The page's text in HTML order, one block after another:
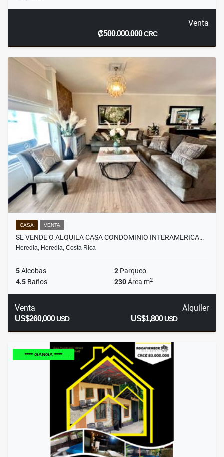
Venta
₡500.000.000CRC
CASA VENTA
SE VENDE O ALQUILA CASA CONDOMINIO INTERAMERICA…
Heredia, Heredia, Costa Rica
5Alcobas 2 Parqueo
4.5 Baños 230Área m2
Venta
US$260,000USD
Alquiler
US$1,800USD
___**** GANGA ****___